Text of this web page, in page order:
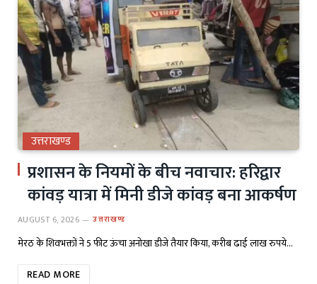
उत्तराखण्ड
प्रशासन के नियमों के बीच नवाचार: हरिद्वार
कांवड़ यात्रा में मिनी डीजे कांवड़ बना आकर्षण
AUGUST 6, 2026 उत्तराखण्ड
मेरठ के शिवभक्तों ने 5 फीट ऊंचा अनोखा डीजे तैयार किया, करीब ढाई लाख रुपये…
READ MORE